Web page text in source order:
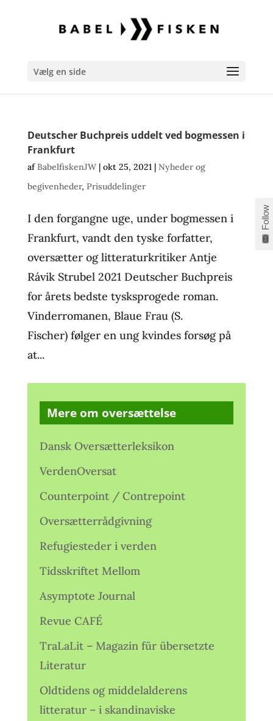
Vælg en side
Deutscher Buchpreis uddelt ved bogmessen i
Frankfurt
afBabelfiskenJW| okt 25, 2021| Nyheder og
begivenheder, Prisuddelinger
I den forgangne uge, under bogmessen i
Frankfurt, vandt den tyske forfatter,
oversætter og litteraturkritiker Antje
Rávik Strubel 2021 Deutscher Buchpreis
for årets bedste tysksprogede roman.
Vinderromanen, Blaue Frau (S.
Fischer) følger en ung kvindes forsøg på
at...
Mere om oversættelse
Dansk Oversætterleksikon
VerdenOversat
Counterpoint / Contrepoint
Oversætterrådgivning
Refugiesteder i verden
Tidsskriftet Mellom
Asymptote Journal
Revue CAFÉ
TraLaLit – Magazin für übersetzte
Literatur
Oldtidens og middelalderens
litteratur – i skandinaviske
Follow